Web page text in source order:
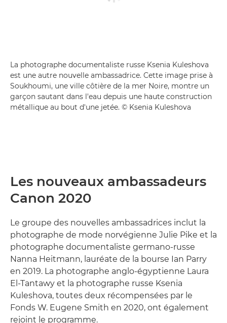
La photographe documentaliste russe Ksenia Kuleshova
est une autre nouvelle ambassadrice. Cette image prise à
Soukhoumi, une ville côtière de la mer Noire, montre un
garçon sautant dans l'eau depuis une haute construction
métallique au bout d'une jetée. © Ksenia Kuleshova
Les nouveaux ambassadeurs
Canon 2020
Le groupe des nouvelles ambassadrices inclut la
photographe de mode norvégienne Julie Pike et la
photographe documentaliste germano-russe
Nanna Heitmann, lauréate de la bourse Ian Parry
en 2019. La photographe anglo-égyptienne Laura
El-Tantawy et la photographe russe Ksenia
Kuleshova, toutes deux récompensées par le
Fonds W. Eugene Smith en 2020, ont également
rejoint le programme.